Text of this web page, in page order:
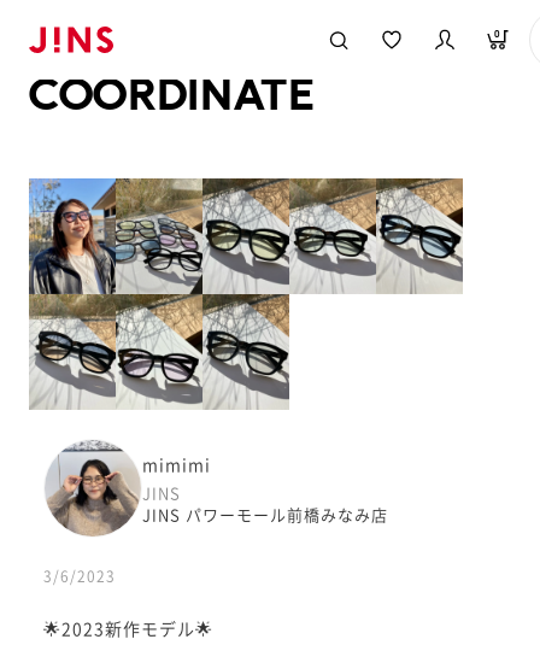
0
COORDINATE
mimimi
JINS
JINS パワーモール前橋みなみ店
3/6/2023
🌟2023新作モデル🌟